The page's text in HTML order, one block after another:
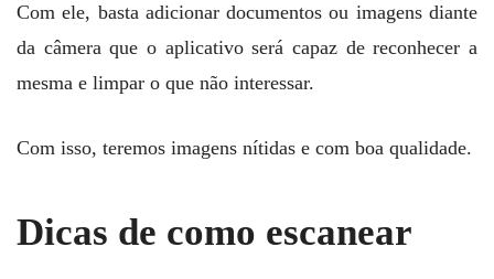
Com ele, basta adicionar documentos ou imagens diante
da câmera que o aplicativo será capaz de reconhecer a
mesma e limpar o que não interessar.
Com isso, teremos imagens nítidas e com boa qualidade.
Dicas de como escanear